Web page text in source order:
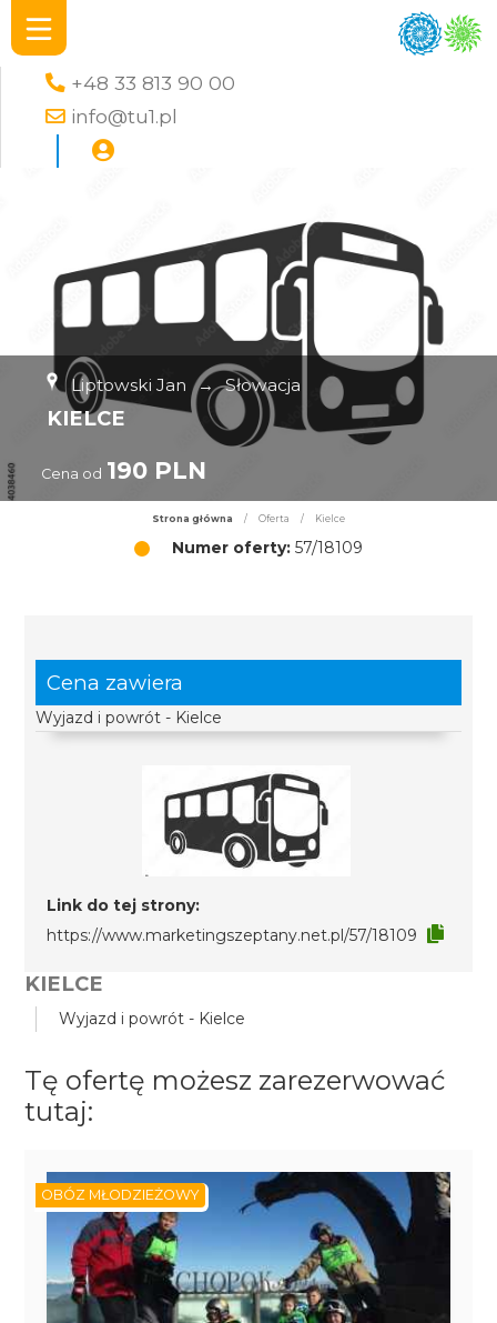
+48 33 813 90 00
info@tu1.pl
Liptowski Jan → Słowacja
KIELCE
Cena od 190 PLN
Strona główna / Oferta / Kielce
Numer oferty: 57/18109
Cena zawiera
Wyjazd i powrót - Kielce
Link do tej strony:
https://www.marketingszeptany.net.pl/57/18109
KIELCE
Wyjazd i powrót - Kielce
Tę ofertę możesz zarezerwować
tutaj:
OBÓZ MŁODZIEŻOWY